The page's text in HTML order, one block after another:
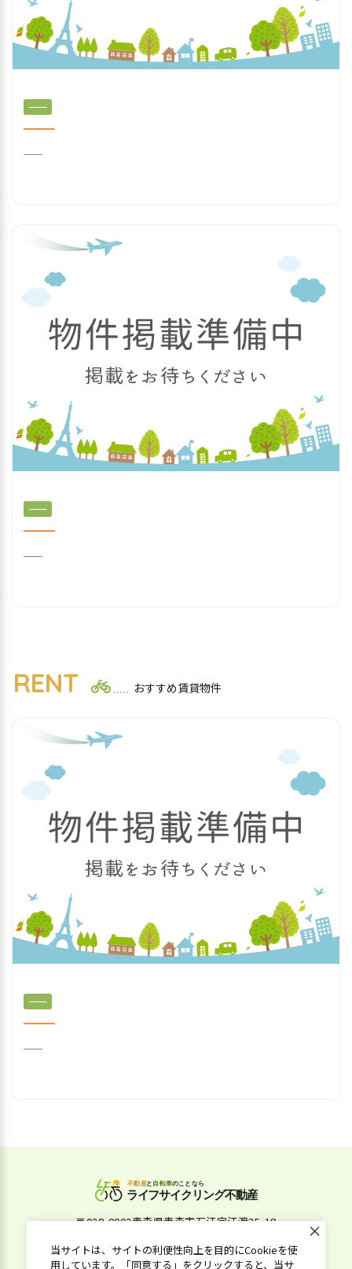
──
──
──
──
──
──
RENT おすすめ賃貸物件
──
──
──
〒038-0003青森県青森市石江字江渡35-18
090-5838-3001
当サイトは、サイトの利便性向上を目的にCookieを使
用しています。「同意する」をクリックすると、当サ